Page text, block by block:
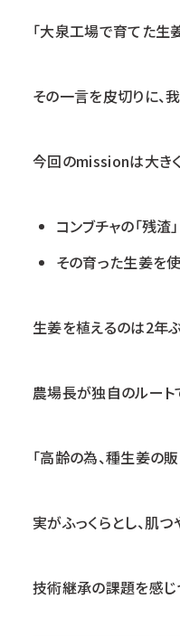
「大泉工場で育てた生姜
その一言を皮切りに、
今回のmissionは大き
コンブチャの「残渣
その育った生姜を
生姜を植えるのは2年ぶ
農場長が独自のルート
「高齢の為、種生姜の
実がふっくらとし、肌
技術継承の課題を感じ